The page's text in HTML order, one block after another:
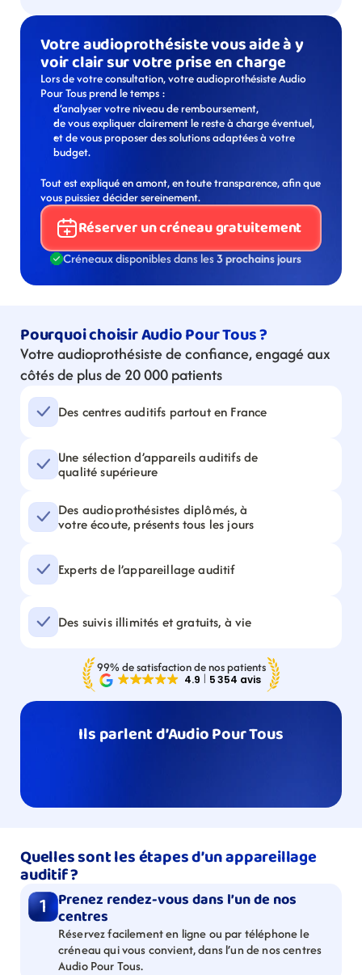
Votre audioprothésiste vous aide à y
voir clair sur votre prise en charge
Lors de votre consultation, votre audioprothésiste Audio
Pour Tous prend le temps :
d’analyser votre niveau de remboursement,
de vous expliquer clairement le reste à charge éventuel,
et de vous proposer des solutions adaptées à votre
budget.
Tout est expliqué en amont, en toute transparence, afin que
vous puissiez décider sereinement.
Réserver un créneau gratuitement
Créneaux disponibles dans les 3 prochains jours
Pourquoi choisir Audio Pour Tous ?
Votre audioprothésiste de confiance, engagé aux
côtés de plus de 20 000 patients
Des centres auditifs partout en France
Une sélection d’appareils auditifs de
qualité supérieure
Des audioprothésistes diplômés, à
votre écoute, présents tous les jours
Experts de l’appareillage auditif
Des suivis illimités et gratuits, à vie
99% de satisfaction de nos patients
Ils parlent d’Audio Pour Tous
Quelles sont les étapes d’un appareillage
auditif ?
1 Prenez rendez-vous dans l’un de nos
centres
Réservez facilement en ligne ou par téléphone le
créneau qui vous convient, dans l’un de nos centres
Audio Pour Tous.